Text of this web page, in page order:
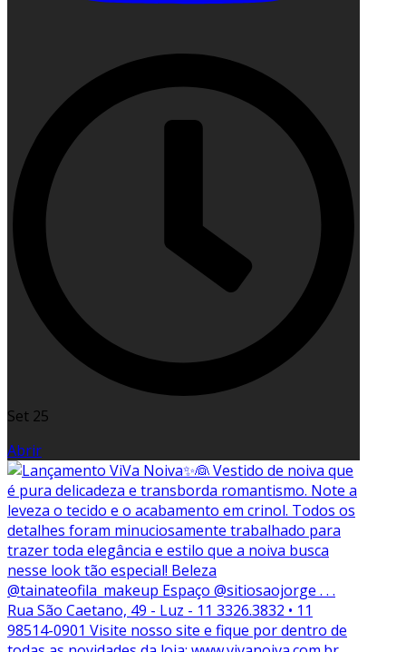
Set 25
Abrir